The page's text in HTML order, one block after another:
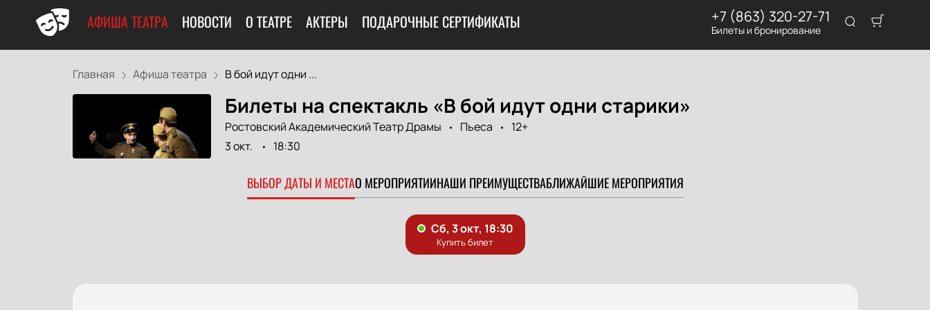
АФИША ТЕАТРА НОВОСТИ О ТЕАТРЕ АКТЕРЫ ПОДАРОЧНЫЕ СЕРТИФИКАТЫ +7 (863) 320-27-71
Билеты и бронирование
Главная Афиша театра В бой идут одни ...
Билеты на спектакль «В бой идут одни старики»
Ростовский Академический Театр Драмы Пьеса
12+
3 окт.
18:30
ВЫБОР ДАТЫ И МЕСТАО МЕРОПРИЯТИИНАШИ ПРЕИМУЩЕСТВАБЛИЖАЙШИЕ МЕРОПРИЯТИЯ